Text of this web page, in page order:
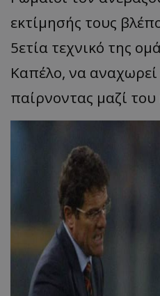
εκτίμησής τους
5ετία τεχνικό της
Καπέλο, να
παίρνοντας μαζί